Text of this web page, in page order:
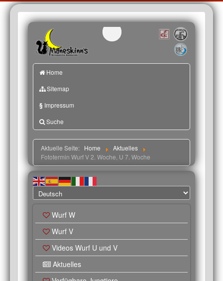
Home
Sitemap
§ Impressum
Suche
Aktuelle Seite: Home
Aktuelles
Fototermin Wurf V 2. Woche, U 7. Woche
Wurf W
Wurf V
Videos Wurf U und V
Aktuelles